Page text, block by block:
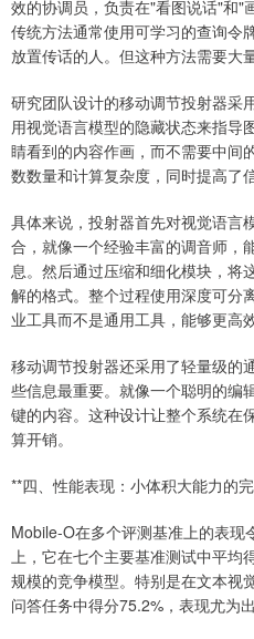
效的协调员，负责在"看图说话"和"
传统方法通常使用可学习的查询令
放置传话的人。但这种方法需要大
研究团队设计的移动调节投射器采
用视觉语言模型的隐藏状态来指导
睛看到的内容作画，而不需要中间
数数量和计算复杂度，同时提高了
具体来说，投射器首先对视觉语言
合，就像一个经验丰富的调音师，
息。然后通过压缩和细化模块，将
解的格式。整个过程使用深度可分
业工具而不是通用工具，能够更高
移动调节投射器还采用了轻量级的
些信息最重要。就像一个聪明的编
键的内容。这种设计让整个系统在
算开销。
**四、性能表现：小体积大能力的
Mobile-O在多个评测基准上的表现
上，它在七个主要基准测试中平均
规模的竞争模型。特别是在文本视
问答任务中得分75.2%，表现尤为出